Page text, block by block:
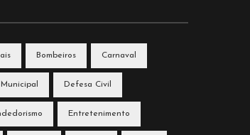
Bombeiros Carnaval
Defesa Civil
Entretenimento